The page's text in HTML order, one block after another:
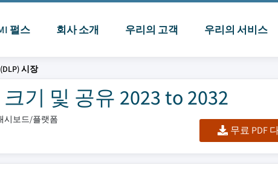
펄스 회사 소개 우리의 고객 우리의 서비스
시장
기 및 공유 2023 to 2032
시보드/플랫폼
무료 PDF